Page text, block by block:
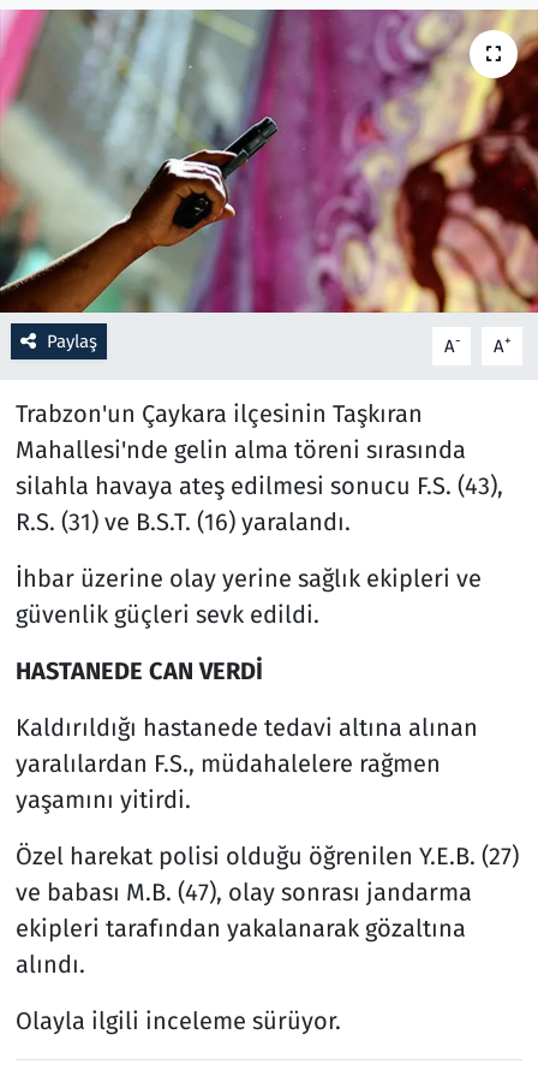
Paylaş A- A+
Trabzon'un Çaykara ilçesinin Taşkıran
Mahallesi'nde gelin alma töreni sırasında
silahla havaya ateş edilmesi sonucu F.S. (43),
R.S. (31) ve B.S.T. (16) yaralandı.
İhbar üzerine olay yerine sağlık ekipleri ve
güvenlik güçleri sevk edildi.
HASTANEDE CAN VERDİ
Kaldırıldığı hastanede tedavi altına alınan
yaralılardan F.S., müdahalelere rağmen
yaşamını yitirdi.
Özel harekat polisi olduğu öğrenilen Y.E.B. (27)
ve babası M.B. (47), olay sonrası jandarma
ekipleri tarafından yakalanarak gözaltına
alındı.
Olayla ilgili inceleme sürüyor.
Ramazan
Resmi İlanlar
Rüya Tabirleri
Sağlık
Savunma Sanayi
Seçim 2023
Spor
Teknoloji ve Bilim
Televizyon